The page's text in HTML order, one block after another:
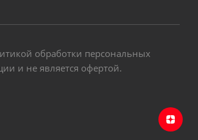
обработки персональных
и не является офертой.